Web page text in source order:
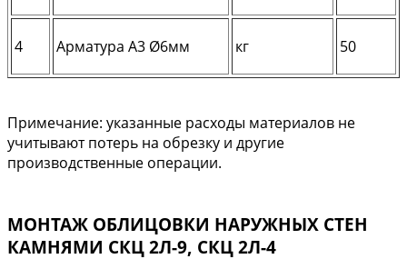
4 Арматура А3 Ø6мм кг 50
Примечание: указанные расходы материалов не
учитывают потерь на обрезку и другие
производственные операции.
МОНТАЖ ОБЛИЦОВКИ НАРУЖНЫХ СТЕН
КАМНЯМИ СКЦ 2Л-9, СКЦ 2Л-4